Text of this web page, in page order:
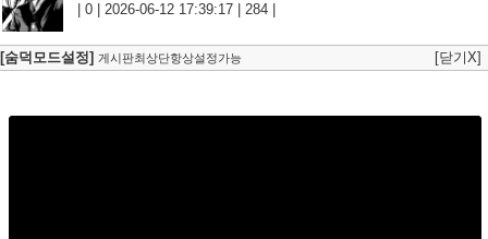
| 0 | 2026-06-12 17:39:17 | 284 |
[숨덕모드설정] 게시판최상단항상설정가능 [닫기X]